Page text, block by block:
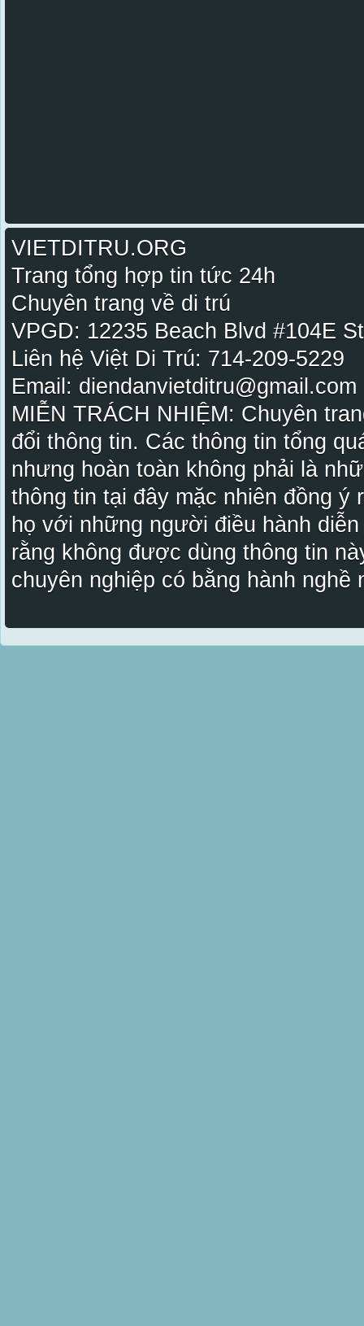
VIETDITRU.ORG
Trang tổng hợp tin tức 24h
Chuyên trang về di trú
VPGD: 12235 Beach Blvd #104E
Liên hệ Việt Di Trú: 714-209-5229
Email:
MIỄN TRÁCH NHIỆM: Chuyên
đổi thông tin. Các thông tin tổng
nhưng hoàn toàn không phải là
thông tin tại đây mặc nhiên đồng ý
họ với những người điều hành
rằng không được dùng thông tin
chuyên nghiệp có bằng hành